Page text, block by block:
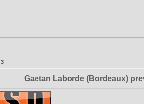
3
Gaetan Laborde (Bordeaux)